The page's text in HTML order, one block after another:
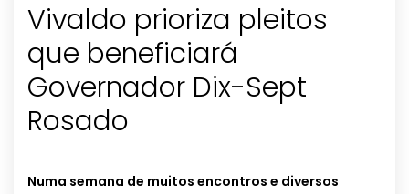
Vivaldo prioriza pleitos
que beneficiará
Governador Dix-Sept
Rosado
Numa semana de muitos encontros e diversos